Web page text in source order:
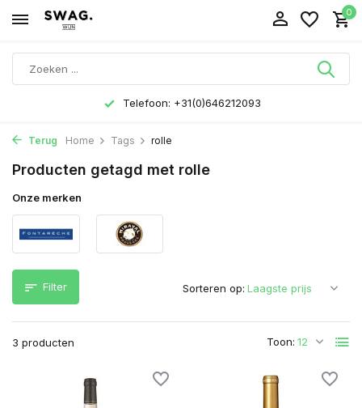
0
Telefoon: +31(0)646212093
Terug Home Tags rolle
Producten getagd met rolle
Onze merken
Filter
3 producten Toon:
Sorteren op: